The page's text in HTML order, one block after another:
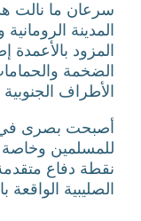
سرعان ما نالت
المدينة
المزود
الضخمة
الأطراف الجنوبية
أصبحت بصرى في
للمسلمين وخاصة
نقطة دفاع
الصليبية الواقعة